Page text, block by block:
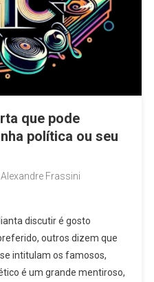
que pode
política ou seu
Alexandre Frassini
discutir é gosto
outros dizem que
intitulam os famosos,
é um grande mentiroso,